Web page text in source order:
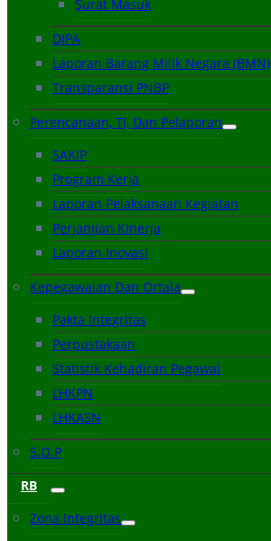
Surat Masuk
DIPA
Laporan Barang Milik Negara (BMN)
Transparansi PNBP
Perencanaan, TI, Dan Pelaporan
SAKIP
Program Kerja
Laporan Pelaksanaan Kegiatan
Perjanjian Kinerja
Laporan Inovasi
Kepegawaian Dan Ortala
Pakta Integritas
Perpustakaan
Statistik Kehadiran Pegawai
LHKPN
LHKASN
S.O.P
RB
Zona Integritas